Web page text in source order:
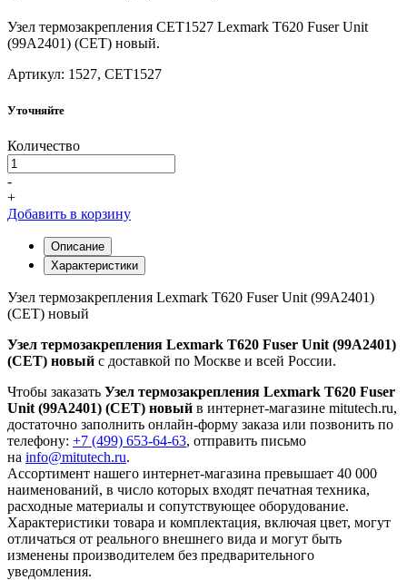
Узел термозакрепления CET1527 Lexmark T620 Fuser Unit
(99A2401) (CET) новый.
Артикул: 1527, CET1527
Уточняйте
Количество
-
+
Добавить в корзину
Описание
Характеристики
Узел термозакрепления Lexmark T620 Fuser Unit (99A2401)
(CET) новый
Узел термозакрепления Lexmark T620 Fuser Unit (99A2401)
(CET) новый с доставкой по Москве и всей России.
Чтобы заказать Узел термозакрепления Lexmark T620 Fuser
Unit (99A2401) (CET) новый в интернет-магазине mitutech.ru,
достаточно заполнить онлайн-форму заказа или позвонить по
телефону: +7 (499) 653-64-63, отправить письмо
на info@mitutech.ru.
Ассортимент нашего интернет-магазина превышает 40 000
наименований, в число которых входят печатная техника,
расходные материалы и сопутствующее оборудование.
Характеристики товара и комплектация, включая цвет, могут
отличаться от реального внешнего вида и могут быть
изменены производителем без предварительного
уведомления.